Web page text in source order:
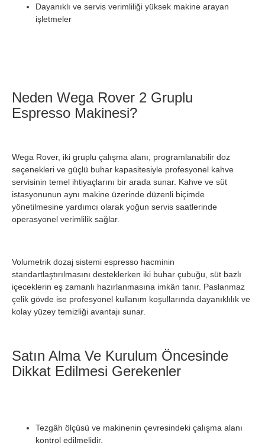
Dayanıklı ve servis verimliliği yüksek makine arayan
işletmeler
Neden Wega Rover 2 Gruplu
Espresso Makinesi?
Wega Rover, iki gruplu çalışma alanı, programlanabilir doz
seçenekleri ve güçlü buhar kapasitesiyle profesyonel kahve
servisinin temel ihtiyaçlarını bir arada sunar. Kahve ve süt
istasyonunun aynı makine üzerinde düzenli biçimde
yönetilmesine yardımcı olarak yoğun servis saatlerinde
operasyonel verimlilik sağlar.
Volumetrik dozaj sistemi espresso hacminin
standartlaştırılmasını desteklerken iki buhar çubuğu, süt bazlı
içeceklerin eş zamanlı hazırlanmasına imkân tanır. Paslanmaz
çelik gövde ise profesyonel kullanım koşullarında dayanıklılık ve
kolay yüzey temizliği avantajı sunar.
Satın Alma Ve Kurulum Öncesinde
Dikkat Edilmesi Gerekenler
Tezgâh ölçüsü ve makinenin çevresindeki çalışma alanı
kontrol edilmelidir.